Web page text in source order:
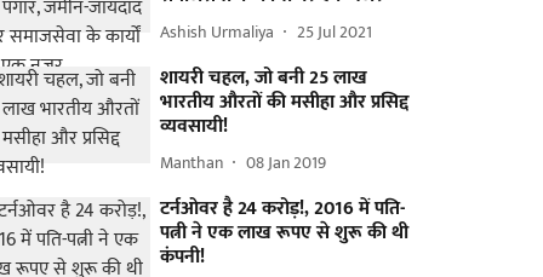
Ashish Urmaliya 25 Jul 2021
शायरी चहल, जो बनी 25 लाख
भारतीय औरतों की मसीहा और प्रसिद्द
व्यवसायी!
Manthan 08 Jan 2019
टर्नओवर है 24 करोड़!, 2016 में पति-
पत्नी ने एक लाख रूपए से शुरू की थी
कंपनी!